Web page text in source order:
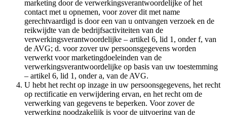
marketing door de verwerkingsverantwoordelijke of het
contact met u opnemen, voor zover dit met name
gerechtvaardigd is door een van u ontvangen verzoek en de
reikwijdte van de bedrijfsactiviteiten van de
verwerkingsverantwoordelijke – artikel 6, lid 1, onder f, van
de AVG; d. voor zover uw persoonsgegevens worden
verwerkt voor marketingdoeleinden van de
verwerkingsverantwoordelijke op basis van uw toestemming
– artikel 6, lid 1, onder a, van de AVG.
U hebt het recht op inzage in uw persoonsgegevens, het recht
op rectificatie en verwijdering ervan, en het recht om de
verwerking van gegevens te beperken. Voor zover de
verwerking noodzakelijk is voor de uitvoering van de